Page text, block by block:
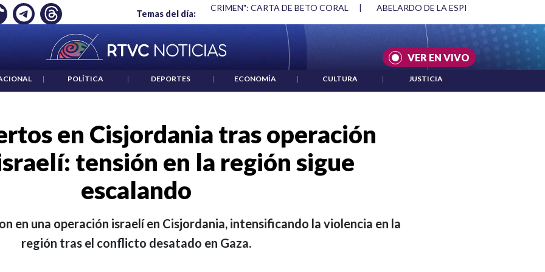
Temas del día:
ES UN CRIMEN": CARTA DE BETO CORAL ABELARDO DE LA ESPRIELLA Y DMG | ACUERDOS ENTRE ESTADOS UNIDOS E
VER EN VIVO
| POLÍTICA | DEPORTES | ECONOMÍA | CULTURA | JUSTICIA
en Cisjordania tras operación
tensión en la región sigue
escalando
en una operación israelí en Cisjordania, intensificando la violencia en la
región tras el conflicto desatado en Gaza.